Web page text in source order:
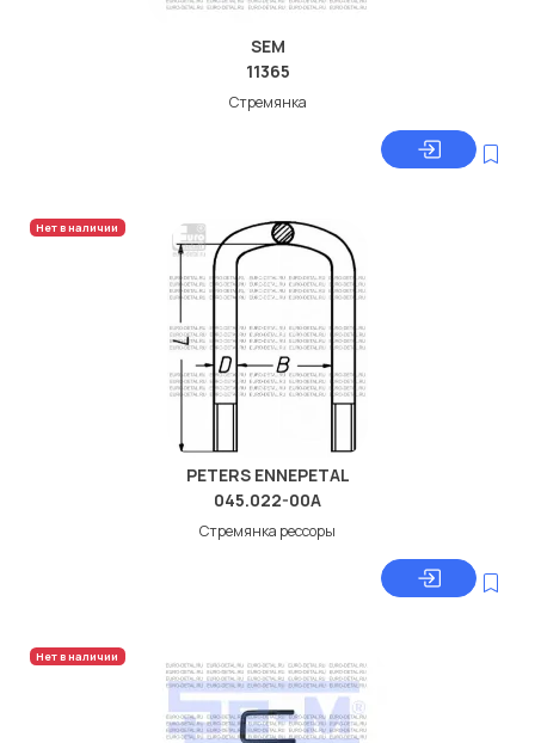
SEM
11365
Стремянка
Нет в наличии
PETERS ENNEPETAL
045.022-00A
Стремянка рессоры
Нет в наличии